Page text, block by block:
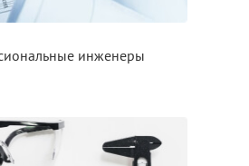
инженеры